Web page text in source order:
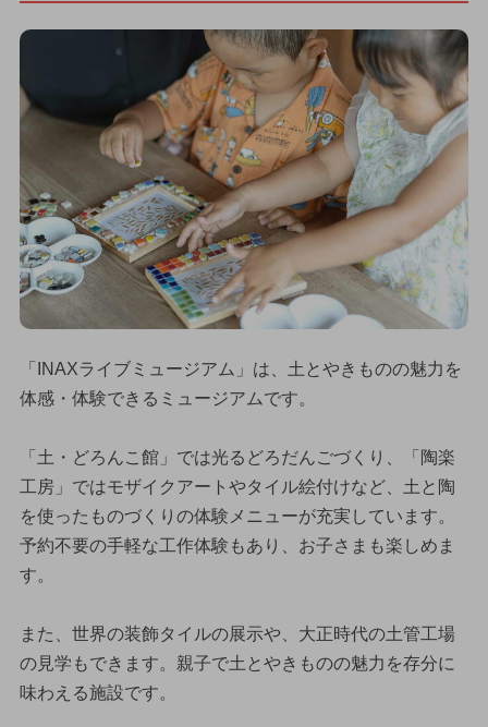
「INAXライブミュージアム」は、土とやきものの魅力を
体感・体験できるミュージアムです。
「土・どろんこ館」では光るどろだんごづくり、「陶楽
工房」ではモザイクアートやタイル絵付けなど、土と陶
を使ったものづくりの体験メニューが充実しています。
予約不要の手軽な工作体験もあり、お子さまも楽しめま
す。
また、世界の装飾タイルの展示や、大正時代の土管工場
の見学もできます。親子で土とやきものの魅力を存分に
味わえる施設です。